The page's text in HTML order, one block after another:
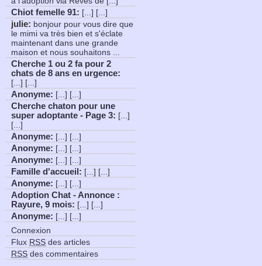
Chiot femelle 91: [...] [...]
julie: bonjour pour vous dire que
le mimi va très bien et s'éclate
maintenant dans une grande
maison et nous souhaitons ...
Cherche 1 ou 2 fa pour 2
chats de 8 ans en urgence:
[...] [...]
Anonyme: [...] [...]
Cherche chaton pour une
super adoptante - Page 3: [...]
[...]
Anonyme: [...] [...]
Anonyme: [...] [...]
Anonyme: [...] [...]
Famille d'accueil : [...] [...]
Anonyme: [...] [...]
Adoption Chat - Annonce :
Rayure, 9 mois: [...] [...]
Anonyme: [...] [...]
Connexion
Flux RSS des articles
RSS des commentaires